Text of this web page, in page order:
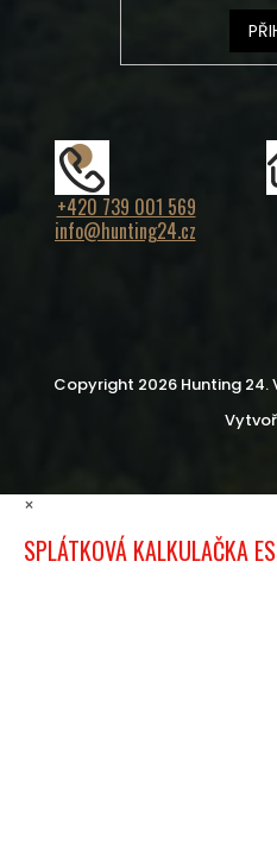
+420 739 001 569
info@hunting24.cz
Copyright 2026 Hunting 24.
×
SPLÁTKOVÁ KALKULAČKA